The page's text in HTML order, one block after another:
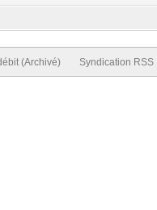
(Archivé) Syndication RSS